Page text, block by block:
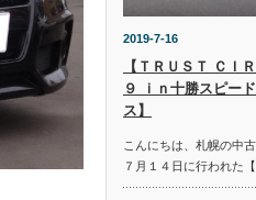
2019-7-16
【ＴＲＵＳＴ ＣＩ
９ ｉｎ十勝スピー
ス】
こんにちは、札幌の中
７月１４日に行われた